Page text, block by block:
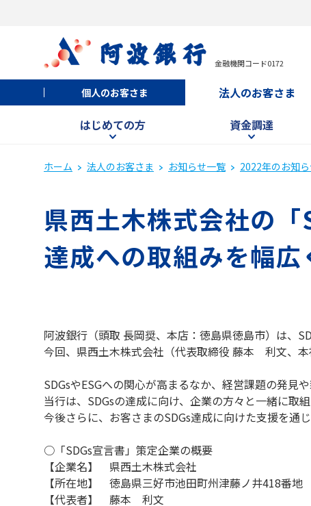
金融機関コード0172
個人のお客さま 法人のお客さま
はじめての方 資金調達
ホーム 法人のお客さま お知らせ一覧 2022年のお知
県西土木株式会社の
達成への取組みを幅
阿波銀行（頭取 長岡奨、本店：徳島県徳島市）は、
今回、県西土木株式会社（代表取締役 藤本 利文、本
SDGsやESGへの関心が高まるなか、経営課題の発見
当行は、SDGsの達成に向け、企業の方々と一緒に取
今後さらに、お客さまのSDGs達成に向けた支援を通
○「SDGs宣言書」策定企業の概要
【企業名】 県西土木株式会社
【所在地】 徳島県三好市池田町州津藤ノ井418番地
【代表者】 藤本 利文